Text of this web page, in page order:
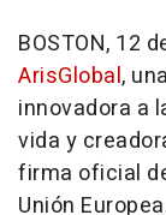
BOSTON, 12
ArisGlobal,
innovadora a
vida y
firma oficial
Unión